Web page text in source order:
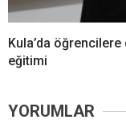
Kula’da öğrencilere
eğitimi
YORUMLAR